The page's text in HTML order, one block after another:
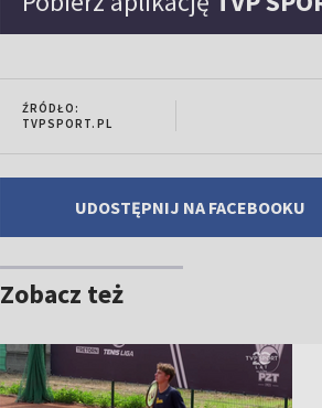
ŹRÓDŁO:
TVPSPORT.PL
UDOSTĘPNIJ NA FACEBOOKU
Zobacz też